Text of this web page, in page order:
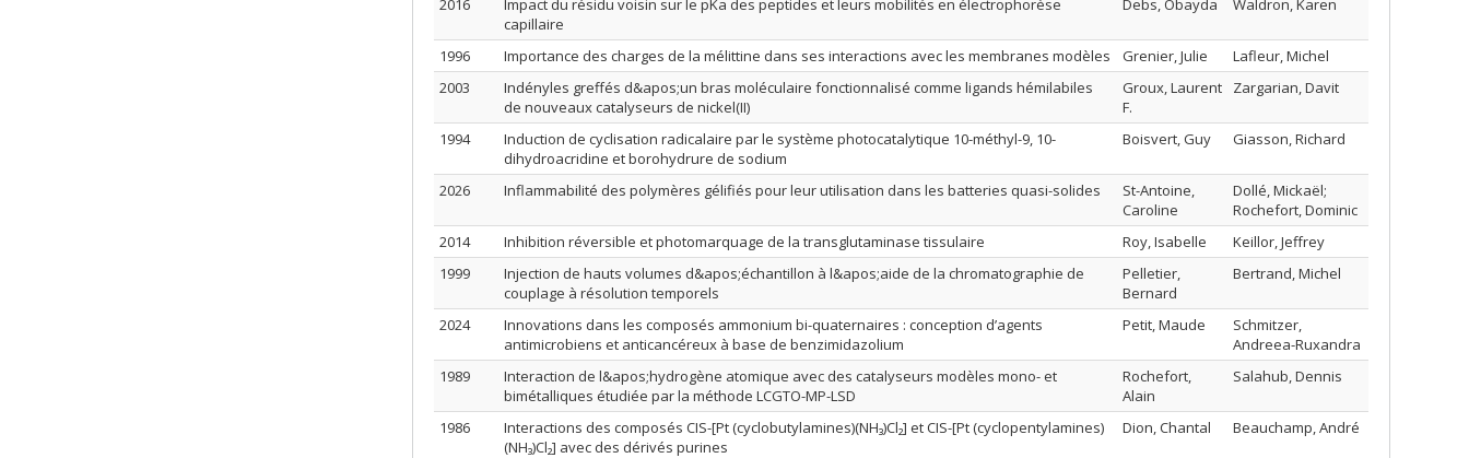
2016
Impact du résidu voisin sur le pKa des peptides et leurs mobilités en électrophorèse
capillaire
Debs, Obayda Waldron, Karen
1996 Importance des charges de la mélittine dans ses interactions avec les membranes modèles Grenier, Julie
Lafleur, Michel
2003
Indényles greffés d&apos;un bras moléculaire fonctionnalisé comme ligands hémilabiles
de nouveaux catalyseurs de nickel(II)
Groux, Laurent
F.
Zargarian, Davit
1994
Induction de cyclisation radicalaire par le système photocatalytique 10-méthyl-9, 10-
dihydroacridine et borohydrure de sodium
Boisvert, Guy Giasson, Richard
2026 Inflammabilité des polymères gélifiés pour leur utilisation dans les batteries quasi-solides
St-Antoine,
Caroline
Dollé, Mickaël;
Rochefort, Dominic
2014
Inhibition réversible et photomarquage de la transglutaminase tissulaire Roy, Isabelle
Keillor, Jeffrey
1999
Injection de hauts volumes d&apos;échantillon à l&apos;aide de la chromatographie de
couplage à résolution temporels
Pelletier,
Bernard
Bertrand, Michel
2024
Innovations dans les composés ammonium bi-quaternaires : conception d’agents
antimicrobiens et anticancéreux à base de benzimidazolium
Petit, Maude
Schmitzer,
Andreea-Ruxandra
1989
Interaction de l&apos;hydrogène atomique avec des catalyseurs modèles mono- et
bimétalliques étudiée par la méthode LCGTO-MP-LSD
Rochefort,
Alain
Salahub, Dennis
1986
Interactions des composés CIS-[Pt (cyclobutylamines)(NH₃)Cl₂] et CIS-[Pt (cyclopentylamines)
(NH₃)Cl₂] avec des dérivés purines
Dion, Chantal Beauchamp, André